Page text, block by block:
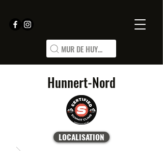
MUR DE HUY...
Hunnert-Nord
LOCALISATION